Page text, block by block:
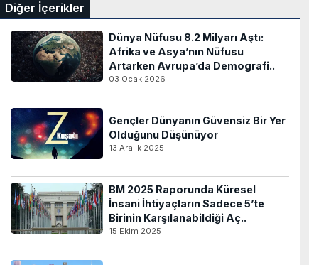
Diğer İçerikler
Dünya Nüfusu 8.2 Milyarı Aştı:
Afrika ve Asya’nın Nüfusu
Artarken Avrupa’da Demografi..
03 Ocak 2026
Gençler Dünyanın Güvensiz Bir Yer
Olduğunu Düşünüyor
13 Aralık 2025
BM 2025 Raporunda Küresel
İnsani İhtiyaçların Sadece 5’te
Birinin Karşılanabildiği Aç..
15 Ekim 2025